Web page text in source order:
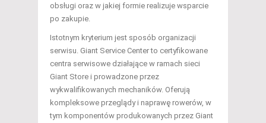
obsługi oraz w jakiej formie realizuje wsparcie
po zakupie.
Istotnym kryterium jest sposób organizacji
serwisu. Giant Service Center to certyfikowane
centra serwisowe działające w ramach sieci
Giant Store i prowadzone przez
wykwalifikowanych mechaników. Oferują
kompleksowe przeglądy i naprawę rowerów, w
tym komponentów produkowanych przez Giant